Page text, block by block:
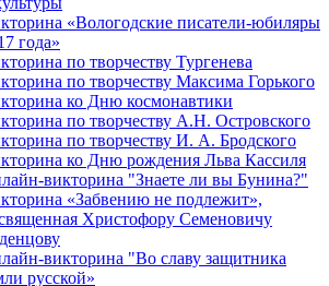
«Вологодские писатели-юбиляры
года»
по творчеству Тургенева
по творчеству Максима Горького
ко Дню космонавтики
по творчеству А.Н. Островского
по творчеству И. А. Бродского
ко Дню рождения Льва Кассиля
викторина "Знаете ли вы Бунина?"
«Забвению не подлежит»,
Христофору Семеновичу
викторина "Во славу защитника
русской»